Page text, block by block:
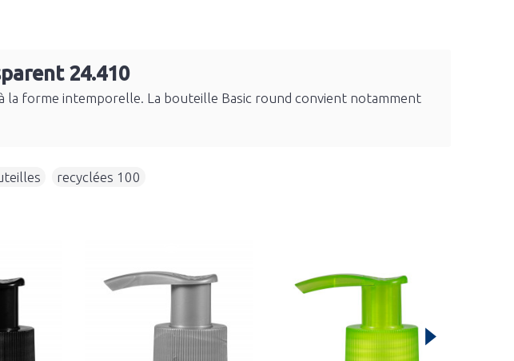
24.410
la forme intemporelle. La bouteille Basic round convient notamment
recyclées 100